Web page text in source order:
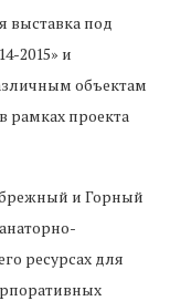
выставка под
2015» и
объектам
рамках проекта
и Горный
ресурсах для